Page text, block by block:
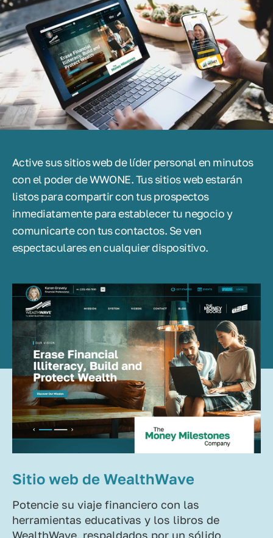
Active sus sitios web de líder personal en minutos
con el poder de WWONE. Tus sitios web estarán
listos para compartir con tus prospectos
inmediatamente para establecer tu negocio y
comunicarte con tus contactos. Se ven
espectaculares en cualquier dispositivo.
Sitio web de WealthWave
Potencie su viaje financiero con las
herramientas educativas y los libros de
WealthWave, respaldados por un sólido